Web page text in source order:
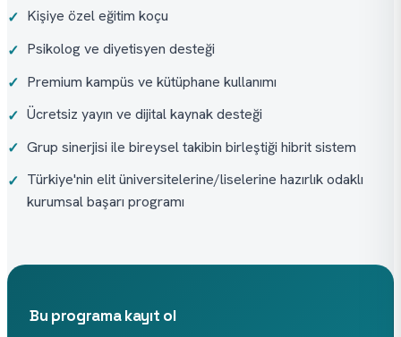
✓ Kişiye özel eğitim koçu
✓ Psikolog ve diyetisyen desteği
✓ Premium kampüs ve kütüphane kullanımı
✓ Ücretsiz yayın ve dijital kaynak desteği
✓ Grup sinerjisi ile bireysel takibin birleştiği hibrit sistem
✓ Türkiye'nin elit üniversitelerine/liselerine hazırlık odaklı
kurumsal başarı programı
Bu programa kayıt ol